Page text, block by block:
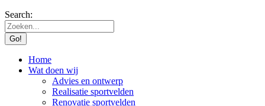
Search:
Home
Wat doen wij
Advies en ontwerp
Realisatie sportvelden
Renovatie sportvelden